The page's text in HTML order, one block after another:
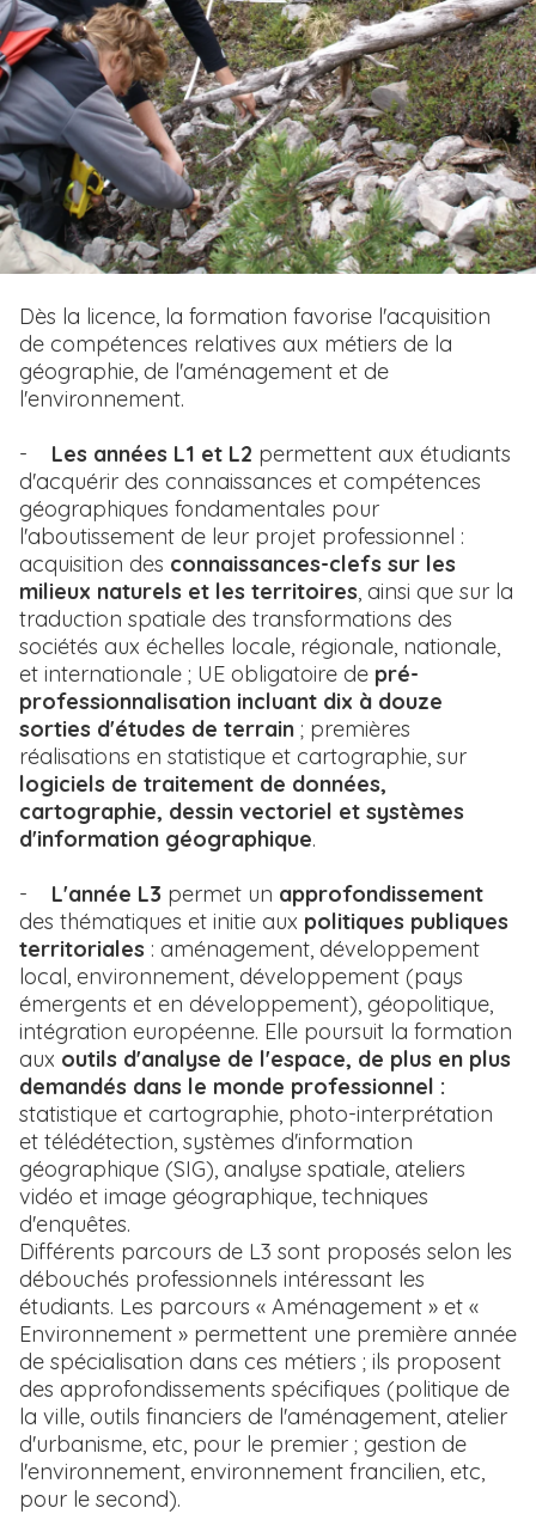
i
p
a
l
T
e
x
t
Dès la licence, la formation favorise l'acquisition
de compétences relatives aux métiers de la
géographie, de l'aménagement et de
l'environnement.
- Les années L1 et L2 permettent aux étudiants
d'acquérir des connaissances et compétences
géographiques fondamentales pour
l'aboutissement de leur projet professionnel :
acquisition des connaissances-clefs sur les
milieux naturels et les territoires , ainsi que sur la
traduction spatiale des transformations des
sociétés aux échelles locale, régionale, nationale,
et internationale ; UE obligatoire de pré-
professionnalisation incluant dix à douze
sorties d'études de terrain ; premières
réalisations en statistique et cartographie, sur
logiciels de traitement de données,
cartographie, dessin vectoriel et systèmes
d'information géographique.
- L'année L3 permet un approfondissement
des thématiques et initie aux politiques publiques
territoriales : aménagement, développement
local, environnement, développement (pays
émergents et en développement), géopolitique,
intégration européenne. Elle poursuit la formation
aux outils d'analyse de l'espace, de plus en plus
demandés dans le monde professionnel :
statistique et cartographie, photo-interprétation
et télédétection, systèmes d'information
géographique (SIG), analyse spatiale, ateliers
vidéo et image géographique, techniques
d'enquêtes.
Différents parcours de L3 sont proposés selon les
débouchés professionnels intéressant les
étudiants. Les parcours « Aménagement » et «
Environnement » permettent une première année
de spécialisation dans ces métiers ; ils proposent
des approfondissements spécifiques (politique de
la ville, outils financiers de l'aménagement, atelier
d'urbanisme, etc, pour le premier ; gestion de
l'environnement, environnement francilien, etc,
pour le second).